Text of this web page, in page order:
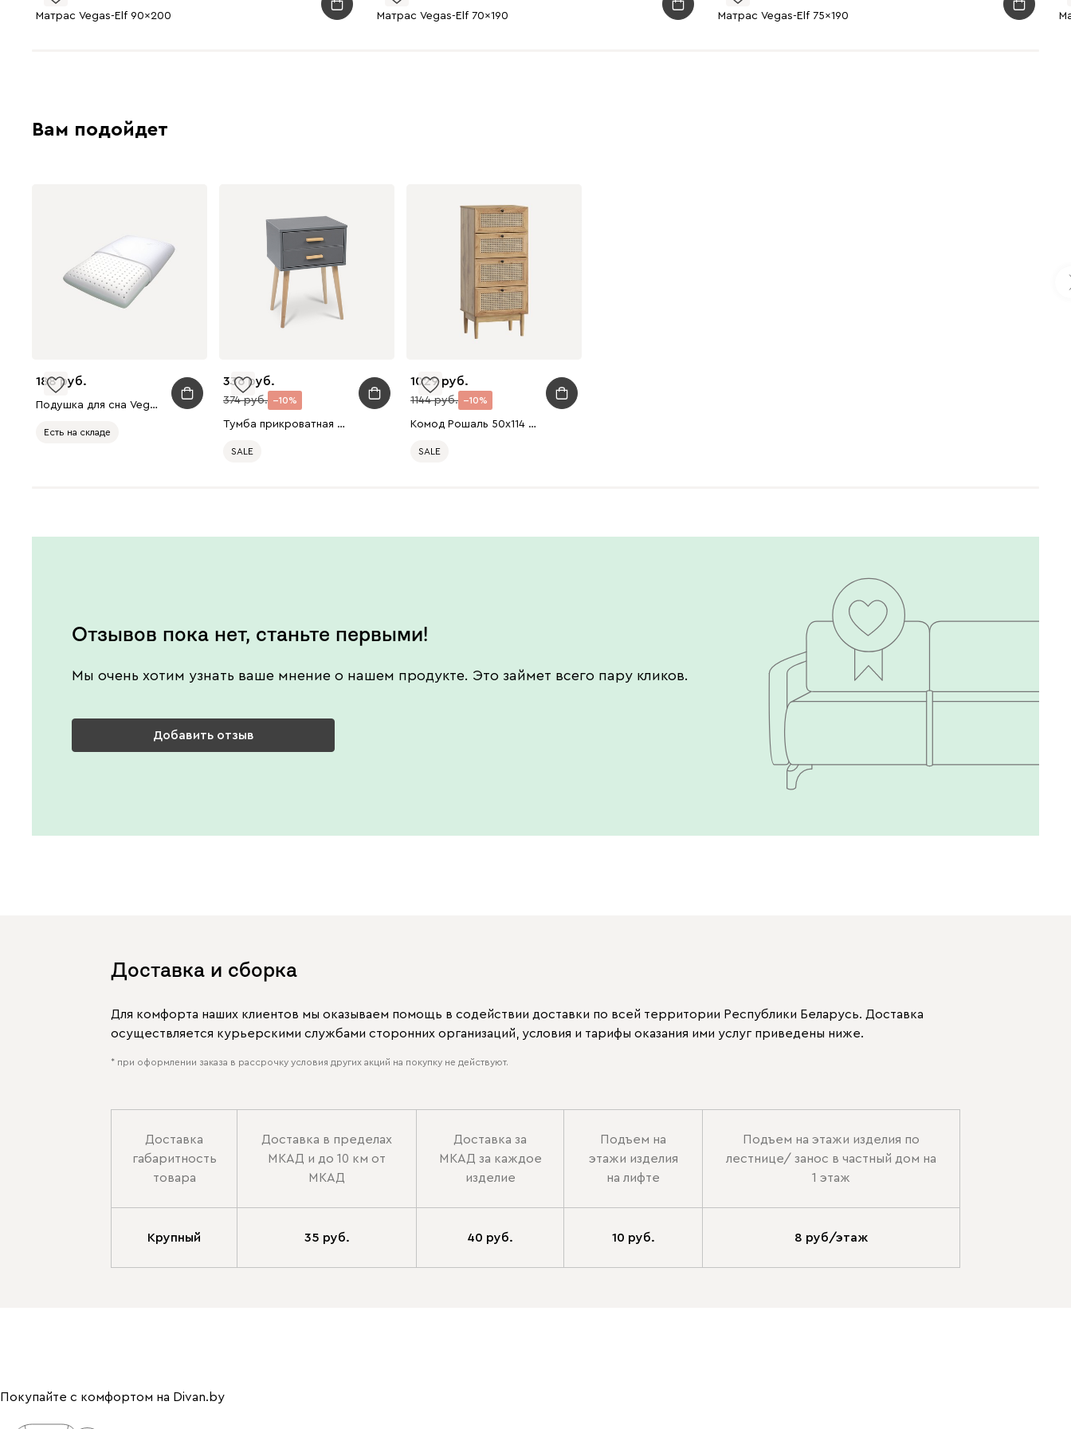
Матрас Vegas-Elf 90x200 Матрас Vegas-Elf 70x190 Матрас Vegas-Elf 75x190
Вам подойдет
188
Подушка для сна Vegas 14
Есть на складе
336
374 10
Тумба прикроватная Ивейн 3-42x62 Графитовый
SALE
1029
1144 10
Комод Рошаль 50x114 Ротанг
SALE
Отзывов пока нет, станьте первыми!
Мы очень хотим узнать ваше мнение о нашем продукте. Это займет всего пару кликов.
Добавить отзыв
Доставка и сборка
Для комфорта наших клиентов мы оказываем помощь в содействии доставки по всей территории Республики Беларусь. Доставка
осуществляется курьерскими службами сторонних организаций, условия и тарифы оказания ими услуг приведены ниже.
* при оформлении заказа в рассрочку условия других акций на покупку не действуют.
Доставка
габаритность
товара
Доставка в пределах
МКАД и до 10 км от
МКАД
Доставка за
МКАД за каждое
изделие
Подъем на
этажи изделия
на лифте
Подъем на этажи изделия по
лестнице/ занос в частный дом на
1 этаж
Крупный 35 руб. 40 руб. 10 руб. 8 руб/этаж
Покупайте с комфортом на Divan.by